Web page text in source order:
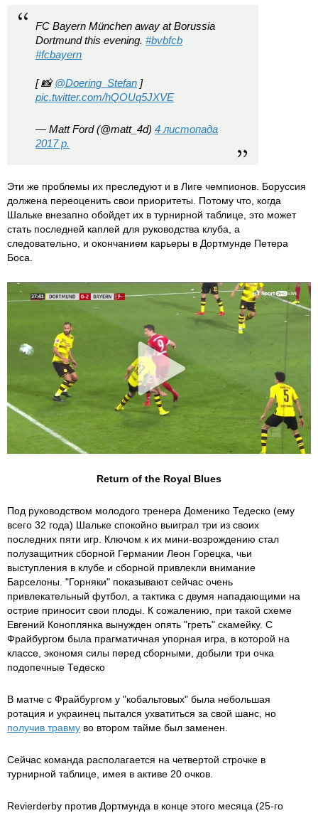
FC Bayern München away at Borussia
Dortmund this evening. #bvbfcb
#fcbayern
[ 📸@Doering_Stefan ]
pic.twitter.com/hQOUq5JXVE
— Matt Ford (@matt_4d) 4 листопада
2017 р.
Эти же проблемы их преследуют и в Лиге чемпионов. Боруссия
должена переоценить свои приоритеты. Потому что, когда
Шальке внезапно обойдет их в турнирной таблице, это может
стать последней каплей для руководства клуба, а
следовательно, и окончанием карьеры в Дортмунде Петера
Боса.
Return of the Royal Blues
Под руководством молодого тренера Доменико Тедеско (ему
всего 32 года) Шальке спокойно выиграл три из своих
последних пяти игр. Ключом к их мини-возрождению стал
полузащитник сборной Германии Леон Горецка, чьи
выступления в клубе и сборной привлекли внимание
Барселоны. "Горняки" показывают сейчас очень
привлекательный футбол, а тактика с двумя нападающими на
острие приносит свои плоды. К сожалению, при такой схеме
Евгений Коноплянка вынужден опять "греть" скамейку. С
Фрайбургом была прагматичная упорная игра, в которой на
классе, экономя силы перед сборными, добыли три очка
подопечные Тедеско
В матче с Фрайбургом у "кобальтовых" была небольшая
ротация и украинец пытался ухватиться за свой шанс, но
получив травму во втором тайме был заменен.
Сейчас команда располагается на четвертой строчке в
турнирной таблице, имея в активе 20 очков.
Revierderby против Дортмунда в конце этого месяца (25-го